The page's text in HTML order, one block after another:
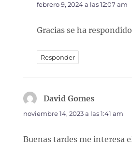
febrero 9, 2024 a las 12:07 am
Gracias se ha
Responder
David Gomes
noviembre 14, 2023 a las 1:41 am
Buenas tardes me interesa